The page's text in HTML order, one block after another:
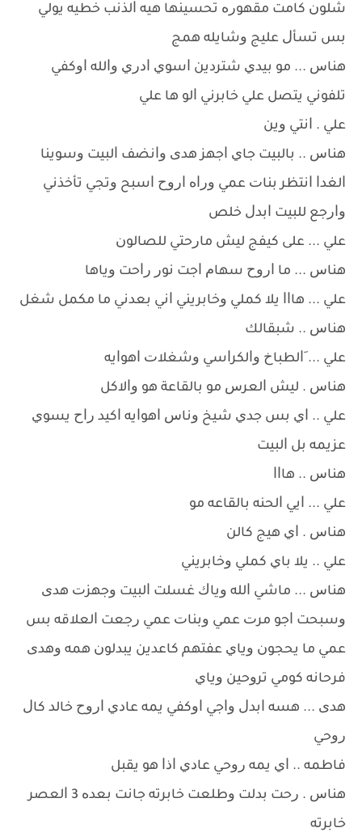
ﺷﻠﻮﻥ ﻛﺎﻣﺖ ﻣﻘﻬﻮﺭﻩ ﺗﺤﺴﻴﻨﻬﺎ ﻫﻴﻪ ﺍﻟﺬﻧﺐ ﺧﻄﻴﻪ ﻳﻮﻟﻲ
ﺑﺲ ﺗﺴﺄﻝ ﻋﻠﻴﺞ ﻭﺷﺎﻳﻠﻪ ﻫﻤﺞ
ﻫﻨﺎﺱ ... ﻣﻮ ﺑﻴﺪﻱ ﺷﺘﺮﺩﻳﻦ ﺍﺳﻮﻱ ﺍﺩﺭﻱ ﻭﺍﻟﻠﻪ ﺍﻭﻛﻔﻲ
ﺗﻠﻔﻮﻧﻲ ﻳﺘﺼﻞ ﻋﻠﻲ ﺧﺎﺑﺮﻧﻲ ﺍﻟﻮ ﻫﺎ ﻋﻠﻲ
ﻋﻠﻲ . ﺍﻧﺘﻲ ﻭﻳﻦ
ﻫﻨﺎﺱ .. ﺑﺎﻟﺒﻴﺖ ﺟﺎﻱ ﺍﺟﻬﺰ ﻫﺪﻯ ﻭﺍﻧﻀﻒ ﺍﻟﺒﻴﺖ ﻭﺳﻮﻳﻨﺎ
ﺍﻟﻐﺪﺍ ﺍﻧﺘﻈﺮ ﺑﻨﺎﺕ ﻋﻤﻲ ﻭﺭﺍﻩ ﺍﺭﻭﺡ ﺍﺳﺒﺢ ﻭﺗﺠﻲ ﺗﺄﺧﺬﻧﻲ
ﻭﺍﺭﺟﻊ ﻟﻠﺒﻴﺖ ﺍﺑﺪﻝ ﺧﻠﺺ
ﻋﻠﻲ ... ﻋﻠﻰ ﻛﻴﻔﺞ ﻟﻴﺶ ﻣﺎﺭﺣﺘﻲ ﻟﻠﺼﺎﻟﻮﻥ
ﻫﻨﺎﺱ ... ﻣﺎ ﺍﺭﻭﺡ ﺳﻬﺎﻡ ﺍﺟﺖ ﻧﻮﺭ ﺭﺍﺣﺖ ﻭﻳﺎﻫﺎ
ﻋﻠﻲ ... ﻫﺎﺍﺍ ﻳﻼ ﻛﻤﻠﻲ ﻭﺧﺎﺑﺮﻳﻨﻲ ﺍﻧﻲ ﺑﻌﺪﻧﻲ ﻣﺎ ﻣﻜﻤﻞ ﺷﻐﻞ
ﻫﻨﺎﺱ .. ﺷﺒﻘﺎﻟﻚ
ﻋﻠﻲ ... َﺍﻟﻄﺒﺎﺥ ﻭﺍﻟﻜﺮﺍﺳﻲ ﻭﺷﻐﻼﺕ ﺍﻫﻮﺍﻳﻪ
ﻫﻨﺎﺱ . ﻟﻴﺶ ﺍﻟﻌﺮﺱ ﻣﻮ ﺑﺎﻟﻘﺎﻋﺔ ﻫﻮ ﻭﺍﻻﻛﻞ
ﻋﻠﻲ .. ﺍﻱ ﺑﺲ ﺟﺪﻱ ﺷﻴﺦ ﻭﻧﺎﺱ ﺍﻫﻮﺍﻳﻪ ﺍﻛﻴﺪ ﺭﺍﺡ ﻳﺴﻮﻱ
ﻋﺰﻳﻤﻪ ﺑﻞ ﺍﻟﺒﻴﺖ
ﻫﻨﺎﺱ .. ﻫﺎﺍﺍ
ﻋﻠﻲ ... ﺍﻳﻲ ﺍﻟﺤﻨﻪ ﺑﺎﻟﻘﺎﻋﻪ ﻣﻮ
ﻫﻨﺎﺱ . ﺍﻱ ﻫﻴﺞ ﻛﺎﻟﻦ
ﻋﻠﻲ .. ﻳﻼ ﺑﺎﻱ ﻛﻤﻠﻲ ﻭﺧﺎﺑﺮﻳﻨﻲ
ﻫﻨﺎﺱ ... ﻣﺎﺷﻲ ﺍﻟﻠﻪ ﻭﻳﺎﻙ ﻏﺴﻠﺖ ﺍﻟﺒﻴﺖ ﻭﺟﻬﺰﺕ ﻫﺪﻯ
ﻭﺳﺒﺤﺖ ﺍﺟﻮ ﻣﺮﺕ ﻋﻤﻲ ﻭﺑﻨﺎﺕ ﻋﻤﻲ ﺭﺟﻌﺖ ﺍﻟﻌﻼﻗﻪ ﺑﺲ
ﻋﻤﻲ ﻣﺎ ﻳﺤﺠﻮﻥ ﻭﻳﺎﻱ ﻋﻔﺘﻬﻢ ﻛﺎﻋﺪﻳﻦ ﻳﺒﺪﻟﻮﻥ ﻫﻤﻪ ﻭﻫﺪﻯ
ﻓﺮﺣﺎﻧﻪ ﻛﻮﻣﻲ ﺗﺮﻭﺣﻴﻦ ﻭﻳﺎﻱ
ﻫﺪﻯ ... ﻫﺴﻪ ﺍﺑﺪﻝ ﻭﺍﺟﻲ ﺍﻭﻛﻔﻲ ﻳﻤﻪ ﻋﺎﺩﻱ ﺍﺭﻭﺡ ﺧﺎﻟﺪ ﻛﺎﻝ
ﺭﻭﺣﻲ
ﻓﺎﻃﻤﻪ .. ﺍﻱ ﻳﻤﻪ ﺭﻭﺣﻲ ﻋﺎﺩﻱ ﺍﺫﺍ ﻫﻮ ﻳﻘﺒﻞ
ﻫﻨﺎﺱ . ﺭﺣﺖ ﺑﺪﻟﺖ ﻭﻃﻠﻌﺖ ﺧﺎﺑﺮﺗﻪ ﺟﺎﻧﺖ ﺑﻌﺪﻩ 3 ﺍﻟﻌﺼﺮ
ﺧﺎﺑﺮﺗﻪ